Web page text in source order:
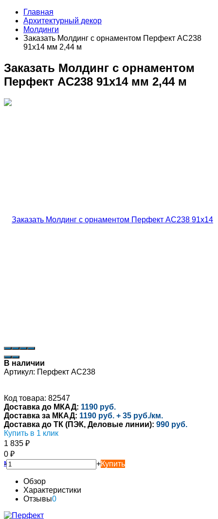
Главная
Архитектурный декор
Молдинги
Заказать Молдинг с орнаментом Перфект AC238
91х14 мм 2,44 м
Заказать Молдинг с орнаментом
Перфект AC238 91х14 мм 2,44 м
В наличии
Артикул: Перфект AC238
Код товара: 82547
Доставка до МКАД: 1190 руб.
Доставка за МКАД: 1190 руб. + 35 руб./км.
Доставка до ТК (ПЭК, Деловые линии): 990 руб.
Купить в 1 клик
1 835 ₽
0 ₽
-
+Купить
Обзор
Характеристики
Отзывы0